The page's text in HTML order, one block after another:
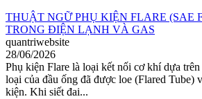
THUẬT NGỮ PHỤ KIỆN FLARE (SAE
TRONG ĐIỆN LẠNH VÀ GAS
quantriwebsite
28/06/2026
Phụ kiện Flare là loại kết nối cơ khí dựa
loại của đầu ống đã được loe (Flared Tube)
kiện. Khi siết đai...